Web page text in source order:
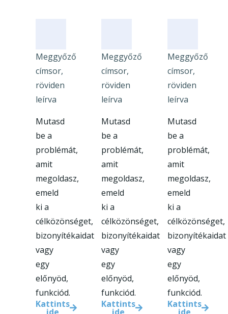
Meggyőző
címsor,
röviden
leírva
Mutasd
be a
problémát,
amit
megoldasz,
emeld
ki a
célközönséget,
bizonyítékaidat
vagy
egy
előnyöd,
funkciód.
Kattints
Meggyőző
címsor,
röviden
leírva
Mutasd
be a
problémát,
amit
megoldasz,
emeld
ki a
célközönséget,
bizonyítékaidat
vagy
egy
előnyöd,
funkciód.
Kattints
Meggyőző
címsor,
röviden
leírva
Mutasd
be a
problémát,
amit
megoldasz,
emeld
ki a
célközönséget,
bizonyítékaidat
vagy
egy
előnyöd,
funkciód.
Kattints